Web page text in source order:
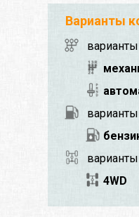
Варианты
4WD